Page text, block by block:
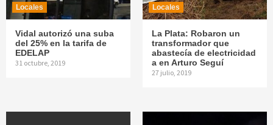
Locales
Vidal autorizó una suba
del 25% en la tarifa de
EDELAP
31 octubre, 2019
Locales
La Plata: Robaron un
transformador que
abastecía de electricidad
a en Arturo Seguí
27 julio, 2019